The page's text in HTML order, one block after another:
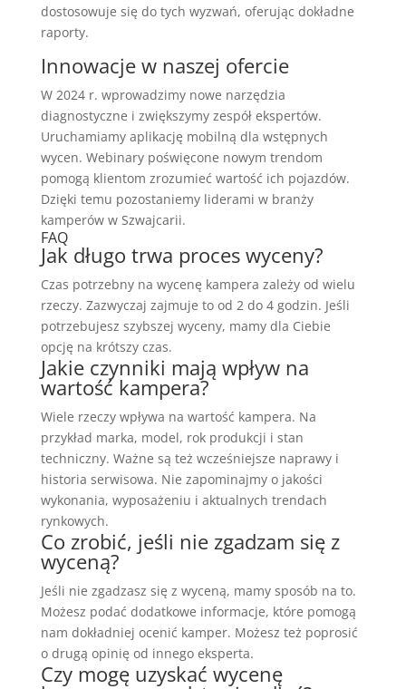
dostosowuje się do tych wyzwań, oferując dokładne
raporty.
Innowacje w naszej ofercie
W 2024 r. wprowadzimy nowe narzędzia
diagnostyczne i zwiększymy zespół ekspertów.
Uruchamiamy aplikację mobilną dla wstępnych
wycen. Webinary poświęcone nowym trendom
pomogą klientom zrozumieć wartość ich pojazdów.
Dzięki temu pozostaniemy liderami w branży
kamperów w Szwajcarii.
FAQ
Jak długo trwa proces wyceny?
Czas potrzebny na wycenę kampera zależy od wielu
rzeczy. Zazwyczaj zajmuje to od 2 do 4 godzin. Jeśli
potrzebujesz szybszej wyceny, mamy dla Ciebie
opcję na krótszy czas.
Jakie czynniki mają wpływ na
wartość kampera?
Wiele rzeczy wpływa na wartość kampera. Na
przykład marka, model, rok produkcji i stan
techniczny. Ważne są też wcześniejsze naprawy i
historia serwisowa. Nie zapominajmy o jakości
wykonania, wyposażeniu i aktualnych trendach
rynkowych.
Co zrobić, jeśli nie zgadzam się z
wyceną?
Jeśli nie zgadzasz się z wyceną, mamy sposób na to.
Możesz podać dodatkowe informacje, które pomogą
nam dokładniej ocenić kamper. Możesz też poprosić
o drugą opinię od innego eksperta.
Czy mogę uzyskać wycenę